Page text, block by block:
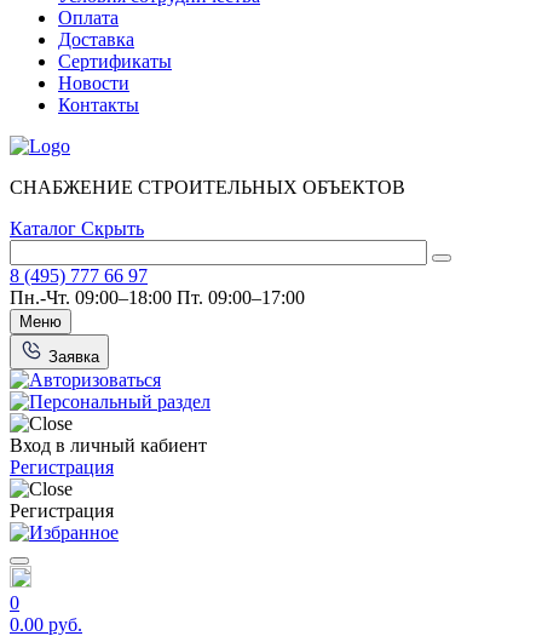
Оплата
Доставка
Сертификаты
Новости
Контакты
СНАБЖЕНИЕ СТРОИТЕЛЬНЫХ ОБЪЕКТОВ
Каталог Скрыть
8 (495) 777 66 97
Пн.-Чт. 09:00–18:00 Пт. 09:00–17:00
Меню
Заявка
Вход в личный кабиент
Регистрация
Регистрация
0
0.00 руб.